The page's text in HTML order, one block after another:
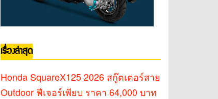
เรื่องล่าสุด
Honda SquareX125 2026 สกู๊ตเตอร์สาย
Outdoor ฟีเจอร์เพียบ ราคา 64,000 บาท